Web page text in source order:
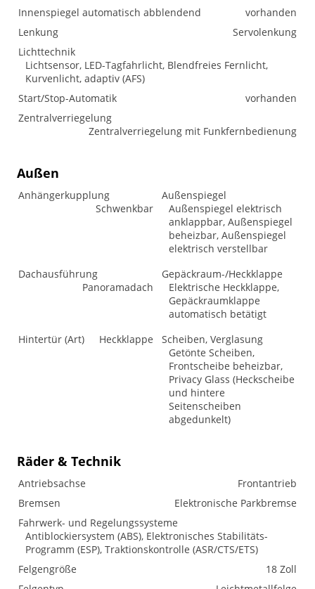
Innenspiegel automatisch abblendend
vorhanden
Lenkung
Servolenkung
Lichttechnik
Lichtsensor, LED-Tagfahrlicht, Blendfreies Fernlicht,
Kurvenlicht, adaptiv (AFS)
Start/Stop-Automatik
vorhanden
Zentralverriegelung
Zentralverriegelung mit Funkfernbedienung
Außen
Anhängerkupplung
Schwenkbar
Außenspiegel
Außenspiegel elektrisch
anklappbar, Außenspiegel
beheizbar, Außenspiegel
elektrisch verstellbar
Dachausführung
Panoramadach
Gepäckraum-/Heckklappe
Elektrische Heckklappe,
Gepäckraumklappe
automatisch betätigt
Hintertür (Art)
Heckklappe
Scheiben, Verglasung
Getönte Scheiben,
Frontscheibe beheizbar,
Privacy Glass (Heckscheibe
und hintere
Seitenscheiben
abgedunkelt)
Räder & Technik
Antriebsachse
Frontantrieb
Bremsen
Elektronische Parkbremse
Fahrwerk- und Regelungssysteme
Antiblockiersystem (ABS), Elektronisches Stabilitäts-
Programm (ESP), Traktionskontrolle (ASR/CTS/ETS)
Felgengröße
18 Zoll